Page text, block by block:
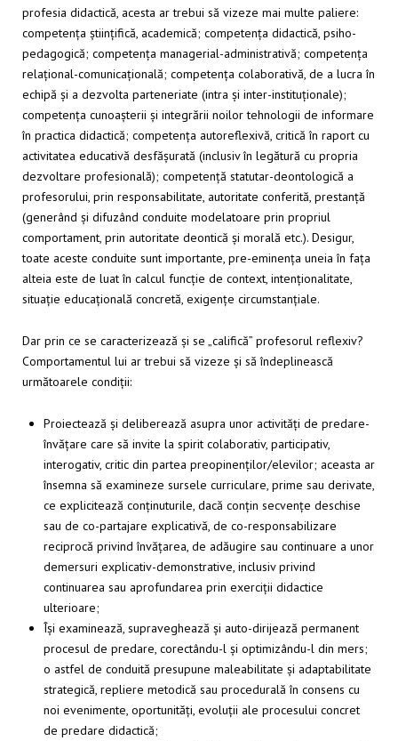
profesia didactică, acesta ar trebui să vizeze mai multe paliere:
competența științifică, academică; competența didactică, psiho-
pedagogică; competența managerial-administrativă; competența
relațional-comunicațională; competența colaborativă, de a lucra în
echipă și a dezvolta parteneriate (intra și inter-instituționale);
competența cunoașterii și integrării noilor tehnologii de informare
în practica didactică; competența autoreflexivă, critică în raport cu
activitatea educativă desfășurată (inclusiv în legătură cu propria
dezvoltare profesională); competență statutar-deontologică a
profesorului, prin responsabilitate, autoritate conferită, prestanță
(generând și difuzând conduite modelatoare prin propriul
comportament, prin autoritate deontică și morală etc.). Desigur,
toate aceste conduite sunt importante, pre-eminența uneia în fața
alteia este de luat în calcul funcție de context, intenționalitate,
situație educațională concretă, exigențe circumstanțiale.
Dar prin ce se caracterizează și se „califică” profesorul reflexiv?
Comportamentul lui ar trebui să vizeze și să îndeplinească
următoarele condiții:
Proiectează și deliberează asupra unor activități de predare-
învățare care să invite la spirit colaborativ, participativ,
interogativ, critic din partea preopinenților/elevilor; aceasta ar
însemna să examineze sursele curriculare, prime sau derivate,
ce explicitează conținuturile, dacă conțin secvențe deschise
sau de co-partajare explicativă, de co-responsabilizare
reciprocă privind învățarea, de adăugire sau continuare a unor
demersuri explicativ-demonstrative, inclusiv privind
continuarea sau aprofundarea prin exerciții didactice
ulterioare;
Își examinează, supraveghează și auto-dirijează permanent
procesul de predare, corectându-l și optimizându-l din mers;
o astfel de conduită presupune maleabilitate și adaptabilitate
strategică, repliere metodică sau procedurală în consens cu
noi evenimente, oportunități, evoluții ale procesului concret
de predare didactică;